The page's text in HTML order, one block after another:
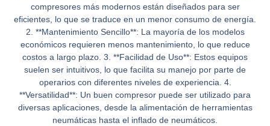
compresores más modernos están diseñados para ser
eficientes, lo que se traduce en un menor consumo de energía.
2. **Mantenimiento Sencillo**: La mayoría de los modelos
económicos requieren menos mantenimiento, lo que reduce
costos a largo plazo. 3. **Facilidad de Uso**: Estos equipos
suelen ser intuitivos, lo que facilita su manejo por parte de
operarios con diferentes niveles de experiencia. 4.
**Versatilidad**: Un buen compresor puede ser utilizado para
diversas aplicaciones, desde la alimentación de herramientas
neumáticas hasta el inflado de neumáticos.